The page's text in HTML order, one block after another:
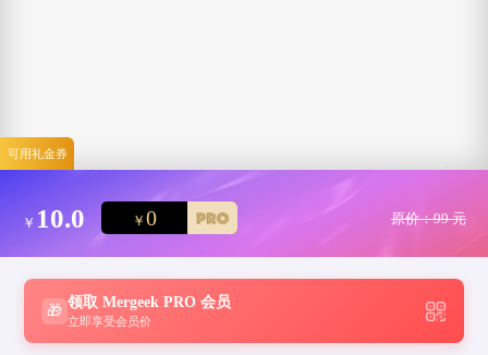
可用礼金券
￥ 10.0 ￥ 0 原价：99 元
🎁
领取 Mergeek PRO 会员
立即享受会员价